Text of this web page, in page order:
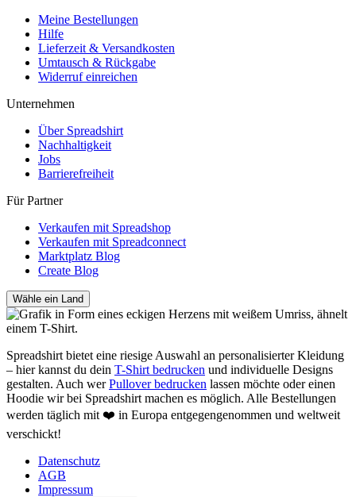
Meine Bestellungen
Hilfe
Lieferzeit & Versandkosten
Umtausch & Rückgabe
Widerruf einreichen
Unternehmen
Über Spreadshirt
Nachhaltigkeit
Jobs
Barrierefreiheit
Für Partner
Verkaufen mit Spreadshop
Verkaufen mit Spreadconnect
Marktplatz Blog
Create Blog
Wähle ein Land
Spreadshirt bietet eine riesige Auswahl an personalisierter Kleidung
– hier kannst du dein T-Shirt bedrucken und individuelle Designs
gestalten. Auch werPullover bedrucken lassen möchte oder einen
Hoodie wir bei Spreadshirt machen es möglich. Alle Bestellungen
werden täglich mit ❤️ in Europa entgegengenommen und weltweit
verschickt!
Datenschutz
AGB
Impressum